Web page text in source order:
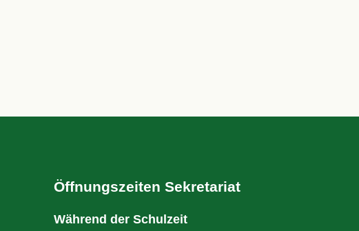
Öffnungszeiten Sekretariat
Während der Schulzeit